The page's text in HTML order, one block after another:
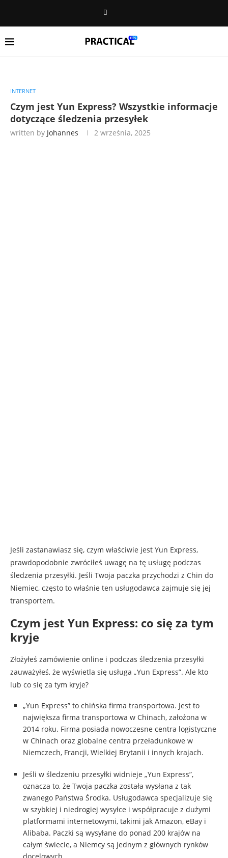
INTERNET
Czym jest Yun Express? Wszystkie informacje
dotyczące śledzenia przesyłek
written by Johannes 2 września, 2025
Jeśli zastanawiasz się, czym właściwie jest Yun Express,
prawdopodobnie zwróciłeś uwagę na tę usługę podczas
śledzenia przesyłki. Jeśli Twoja paczka przychodzi z Chin do
Niemiec, często to właśnie ten usługodawca zajmuje się jej
transportem.
Czym jest Yun Express: co się za tym
kryje
Złożyłeś zamówienie online i podczas śledzenia przesyłki
zauważyłeś, że wyświetla się usługa „Yun Express”. Ale kto
lub co się za tym kryje?
„Yun Express” to chińska firma transportowa. Jest to
największa firma transportowa w Chinach, założona w
2014 roku. Firma posiada nowoczesne centra logistyczne
w Chinach oraz globalne centra przeładunkowe w
Niemczech, Francji, Wielkiej Brytanii i innych krajach.
Jeśli w śledzeniu przesyłki widnieje „Yun Express”,
oznacza to, że Twoja paczka została wysłana z tak
zwanego Państwa Środka. Usługodawca specjalizuje się
w szybkiej i niedrogiej wysyłce i współpracuje z dużymi
platformami internetowymi, takimi jak Amazon, eBay i
Alibaba. Paczki są wysyłane do ponad 200 krajów na
całym świecie, a Niemcy są jednym z głównych rynków